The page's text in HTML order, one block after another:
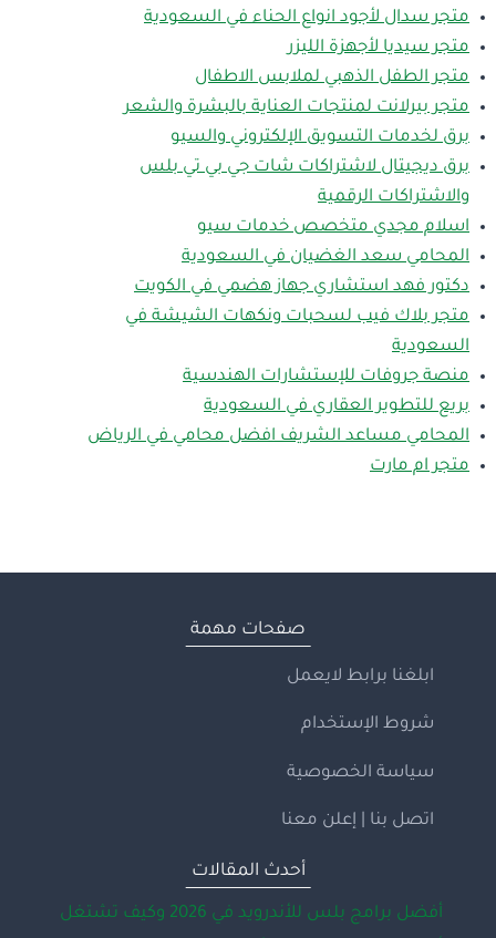
متجر سدال لأجود انواع الحناء في السعودية
متجر سيديا لأجهزة الليزر
متجر الطفل الذهبي لملابس الاطفال
متجر بيرلانت لمنتجات العناية بالبشرة والشعر
برق لخدمات التسويق الإلكتروني والسيو
برق ديجيتال لاشتراكات شات جي بي تي بلس
والاشتراكات الرقمية
اسلام مجدي متخصص خدمات سيو
المحامي سعد الغضيان في السعودية
دكتور فهد استشاري جهاز هضمي في الكويت
متجر بلاك فيب لسحبات ونكهات الشيشة في
السعودية
منصة جروفات للإستشارات الهندسية
بريع للتطوير العقاري في السعودية
المحامي مساعد الشريف افضل محامي في الرياض
متجر ام مارت
صفحات مهمة
ابلغنا برابط لايعمل
شروط الإستخدام
سياسة الخصوصية
اتصل بنا | إعلن معنا
أحدث المقالات
أفضل برامج بلس للأندرويد في 2026 وكيف تشتغل